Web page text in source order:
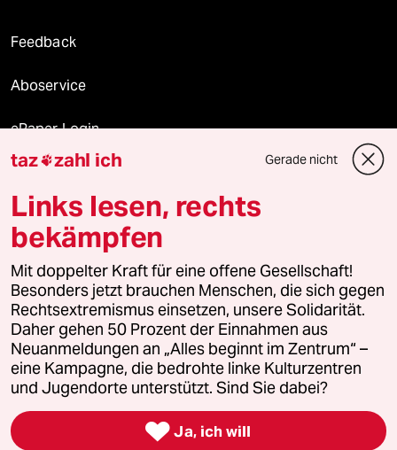
Feedback
Aboservice
ePaper Login
Downloads für Abonnierende
© 2026 taz Verlags und Vertriebs GmbH
Alle Rechte vorbehalten. Bei rechtlichen Fragen oder für Genehmigungen
wenden Sie sich bitte an
lizenzen@taz.de
Feedback Redaktionsstatut Kommune-Richtlinien
Leitlinie Informant Datenschutz Impressum AGB
Seitenwende Einwilligungen widerrufen (Ads)
taz zahl ich Gerade nicht
Links lesen, rechts
bekämpfen
Mit doppelter Kraft für eine offene Gesellschaft!
Besonders jetzt brauchen Menschen, die sich gegen
Rechtsextremismus einsetzen, unsere Solidarität.
Daher gehen 50 Prozent der Einnahmen aus
Neuanmeldungen an „Alles beginnt im Zentrum“ –
eine Kampagne, die bedrohte linke Kulturzentren
und Jugendorte unterstützt. Sind Sie dabei?
 Ja, ich will